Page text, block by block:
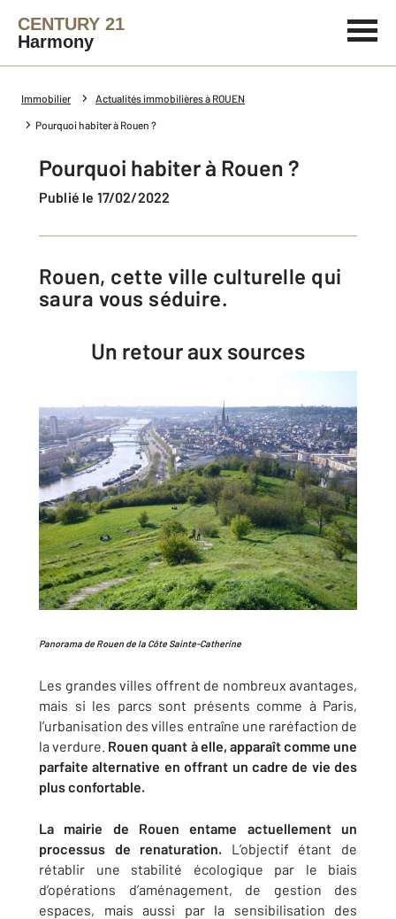
CENTURY 21
Harmony
Immobilier Actualités immobilières à ROUEN
Pourquoi habiter à Rouen ?
Pourquoi habiter à Rouen ?
Publié le 17/02/2022
Rouen, cette ville culturelle qui
saura vous séduire.
Un retour aux sources
Panorama de Rouen de la Côte Sainte-Catherine
Les grandes villes offrent de nombreux avantages,
mais si les parcs sont présents comme à Paris,
l’urbanisation des villes entraîne une raréfaction de
la verdure. Rouen quant à elle, apparaît comme une
parfaite alternative en offrant un cadre de vie des
plus confortable.
La mairie de Rouen entame actuellement un
processus de renaturation. L’objectif étant de
rétablir une stabilité écologique par le biais
d’opérations d’aménagement, de gestion des
espaces, mais aussi par la sensibilisation des